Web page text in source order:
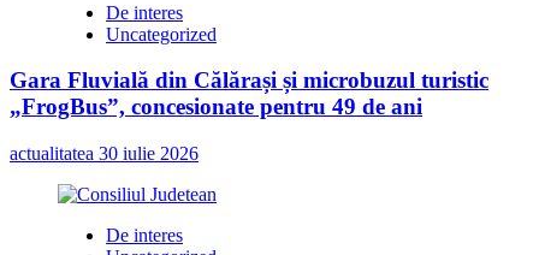
De interes
Uncategorized
Gara Fluvială din Călărași și microbuzul turistic
„FrogBus”, concesionate pentru 49 de ani
actualitatea 30 iulie 2026
De interes